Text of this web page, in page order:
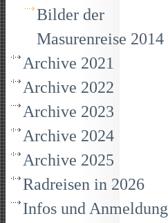
Bilder der
Masurenreise 2014
Archive 2021
Archive 2022
Archive 2023
Archive 2024
Archive 2025
Radreisen in 2026
Infos und Anmeldung